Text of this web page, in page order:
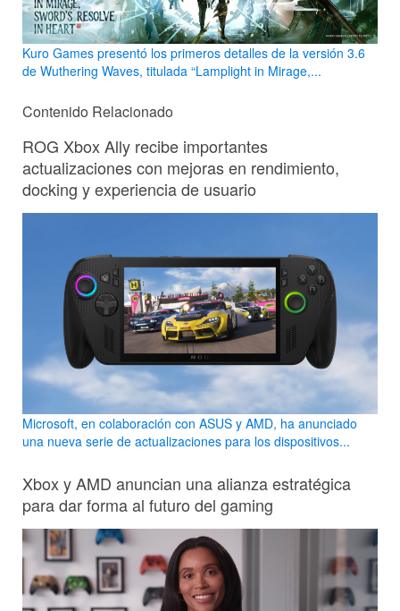
Kuro Games presentó los primeros detalles de la versión 3.6
de Wuthering Waves, titulada “Lamplight in Mirage,...
Contenido Relacionado
ROG Xbox Ally recibe importantes
actualizaciones con mejoras en rendimiento,
docking y experiencia de usuario
Microsoft, en colaboración con ASUS y AMD, ha anunciado
una nueva serie de actualizaciones para los dispositivos...
Xbox y AMD anuncian una alianza estratégica
para dar forma al futuro del gaming